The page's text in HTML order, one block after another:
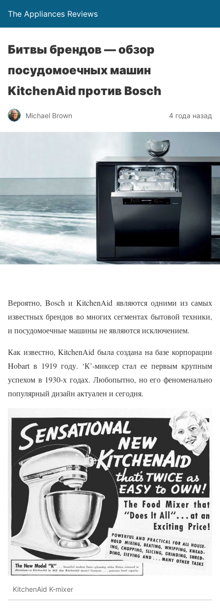
The Appliances Reviews
Битвы брендов — обзор
посудомоечных машин
KitchenAid против Bosch
Michael Brown 4 года назад
Вероятно, Bosch и KitchenAid являются одними из самых
известных брендов во многих сегментах бытовой техники,
и посудомоечные машины не являются исключением.
Как известно, KitchenAid была создана на базе корпорации
Hobart в 1919 году. ‘К’-миксер стал ее первым крупным
успехом в 1930-х годах. Любопытно, но его феноменально
популярный дизайн актуален и сегодня.
KitchenAid K-mixer